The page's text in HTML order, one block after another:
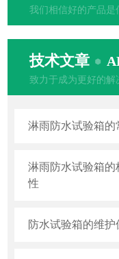
我们相信好的产品是
技术文章
致力于成为更好的解
淋雨防水试验箱
淋雨防水试验箱
性
防水试验箱的维